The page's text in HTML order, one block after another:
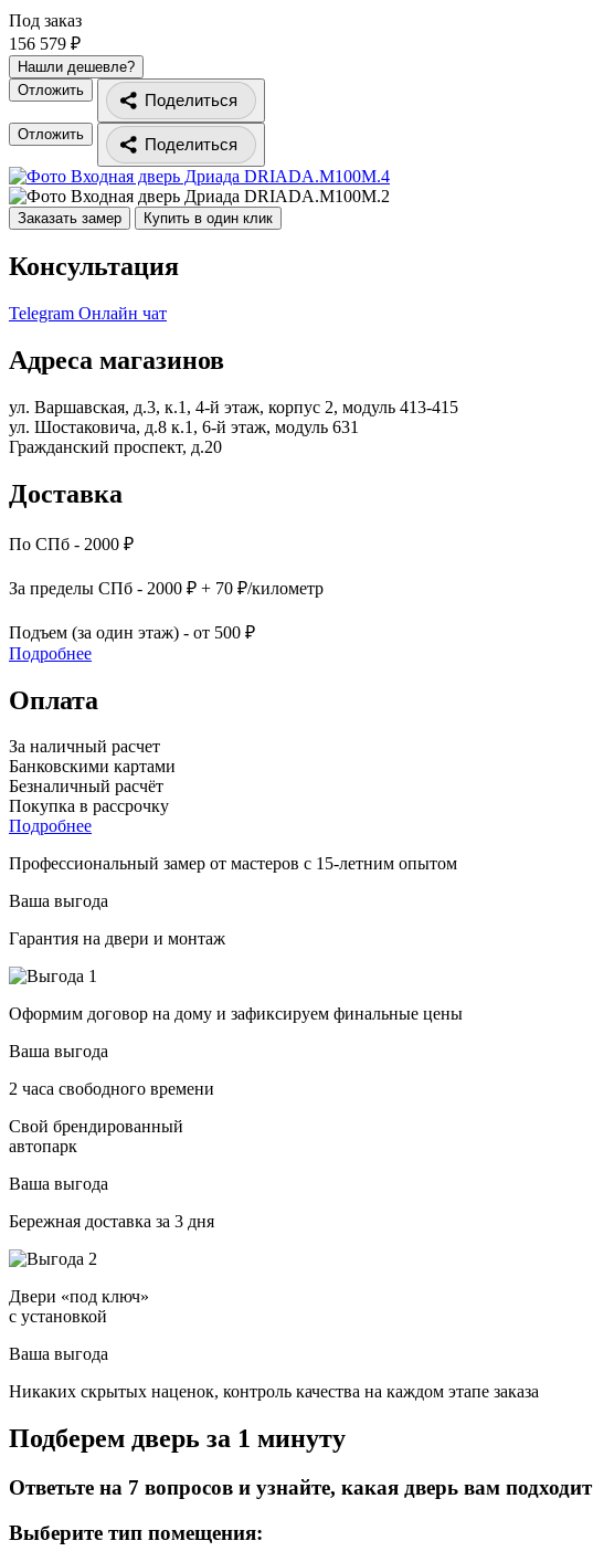
Под заказ
156 579 ₽
Нашли дешевле?
Отложить
Поделиться
Отложить
Поделиться
Заказать замер Купить в один клик
Консультация
Telegram Онлайн чат
Адреса магазинов
ул. Варшавская, д.3, к.1, 4-й этаж, корпус 2, модуль 413-415
ул. Шостаковича, д.8 к.1, 6-й этаж, модуль 631
Гражданский проспект, д.20
Доставка
По СПб - 2000 ₽
За пределы СПб - 2000 ₽ + 70 ₽/километр
Подъем (за один этаж) - от 500 ₽
Подробнее
Оплата
За наличный расчет
Банковскими картами
Безналичный расчёт
Покупка в рассрочку
Подробнее
Профессиональный замер от мастеров с 15-летним опытом
Ваша выгода
Гарантия на двери и монтаж
Оформим договор на дому и зафиксируем финальные цены
Ваша выгода
2 часа свободного времени
Свой брендированный
автопарк
Ваша выгода
Бережная доставка за 3 дня
Двери «под ключ»
с установкой
Ваша выгода
Никаких скрытых наценок, контроль качества на каждом этапе заказа
Подберем дверь за 1 минуту
Ответьте на 7 вопросов и узнайте, какая дверь вам подходит
Выберите тип помещения: